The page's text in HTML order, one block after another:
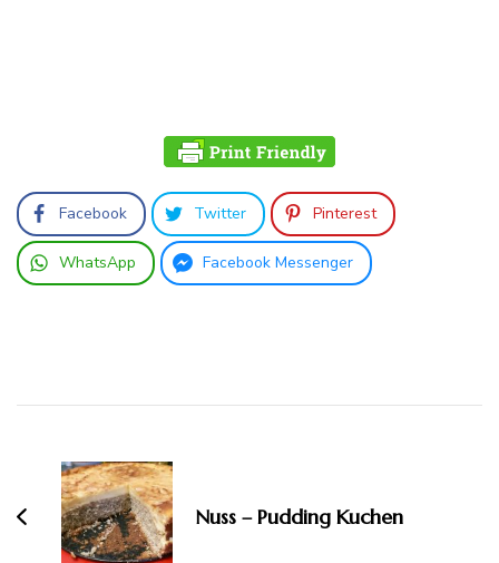
Facebook Twitter Pinterest
WhatsApp Facebook Messenger
Nuss – Pudding Kuchen